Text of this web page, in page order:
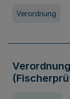
Verordnung